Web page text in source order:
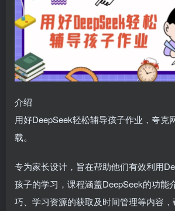
介绍
用好DeepSeek轻松辅导孩子作业，夸克
载。
专为家长设计，旨在帮助他们有效利用
孩子的学习，课程涵盖DeepSeek的功能
巧、学习资源的获取及时间管理等内容